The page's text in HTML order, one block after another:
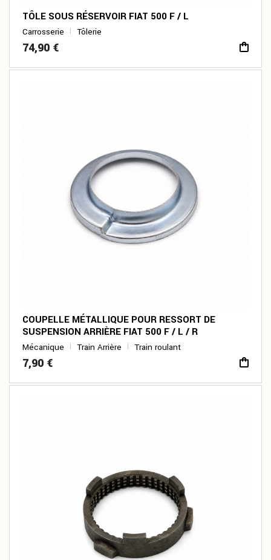
TÔLE SOUS RÉSERVOIR FIAT 500 F / L
Carrosserie Tôlerie
74,90 €
COUPELLE MÉTALLIQUE POUR RESSORT DE
SUSPENSION ARRIÈRE FIAT 500 F / L / R
Mécanique Train Arrière Train roulant
7,90 €